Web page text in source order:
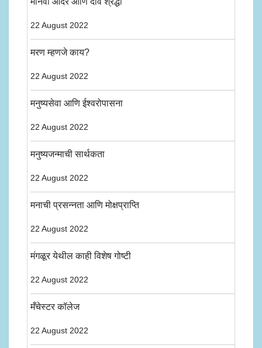
22 August 2022
मरण म्हणजे काय?
22 August 2022
मनुष्यसेवा आणि ईश्वरोपासना
22 August 2022
मनुष्यजन्माची सार्थकता
22 August 2022
मनाची प्रसन्नता आणि मोक्षप्राप्ति
22 August 2022
मंगळूर येथील काही विशेष गोष्टी
22 August 2022
मँचेस्टर कॉलेज
22 August 2022